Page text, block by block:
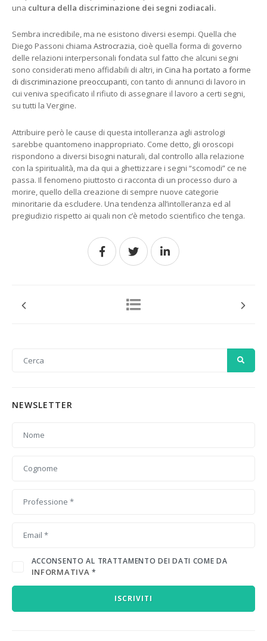
una cultura della discriminazione dei segni zodiacali.
Sembra incredibile, ma ne esistono diversi esempi. Quella che
Diego Passoni chiama Astrocrazia, cioè quella forma di governo
delle relazioni interpersonali fondata sul fatto che alcuni segni
sono considerati meno affidabili di altri,in Cina ha portato a forme
di discriminazione preoccupanti, con tanto di annunci di lavoro in
cui veniva specificato il rifiuto di assegnare il lavoro a certi segni,
su tutti la Vergine.
Attribuire però le cause di questa intolleranza agli astrologi
sarebbe quantomeno inappropriato. Come detto, gli oroscopi
rispondono a diversi bisogni naturali, dal controllo alla relazione
con la spiritualità, ma da qui a ghettizzare i segni “scomodi” ce ne
passa. Il fenomeno piuttosto ci racconta di un processo duro a
morire, quello della creazione di sempre nuove categorie
minoritarie da escludere. Una tendenza all’intolleranza ed al
pregiudizio rispetto ai quali non c’è metodo scientifico che tenga.
NEWSLETTER
ACCONSENTO AL TRATTAMENTO DEI DATI COME DA
INFORMATIVA *
ISCRIVITI